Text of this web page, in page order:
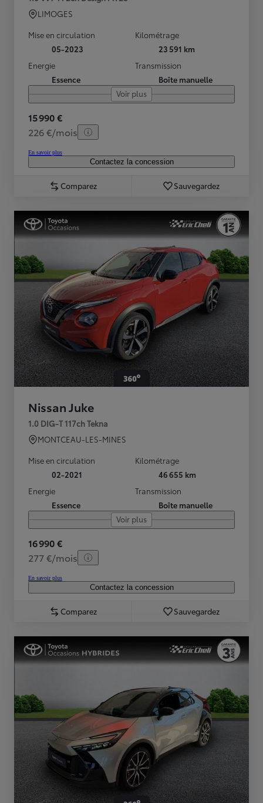
LIMOGES
Mise en circulation
05-2023
Kilométrage
23 591 km
Energie
Essence
Transmission
Boîte manuelle
Voir plus
15 990 €
226 €/mois
En savoir plus
Contactez la concession
Comparez Sauvegardez
Nissan Juke
1.0 DIG-T 117ch Tekna
MONTCEAU-LES-MINES
Mise en circulation
02-2021
Kilométrage
46 655 km
Energie
Essence
Transmission
Boîte manuelle
Voir plus
16 990 €
277 €/mois
En savoir plus
Contactez la concession
Comparez Sauvegardez